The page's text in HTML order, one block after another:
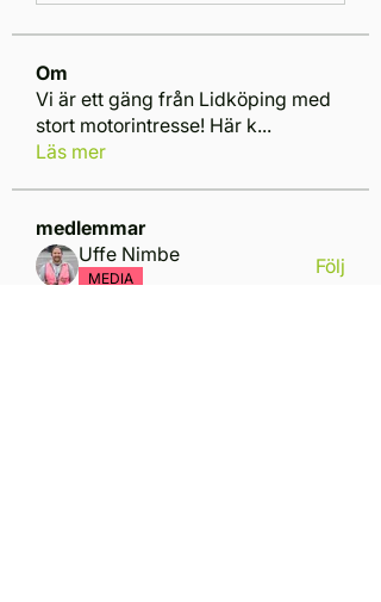
Om
Vi är ett gäng från Lidköping med
stort motorintresse! Här k...
Läs mer
medlemmar
Uffe Nimbe
MEDIA
Följ